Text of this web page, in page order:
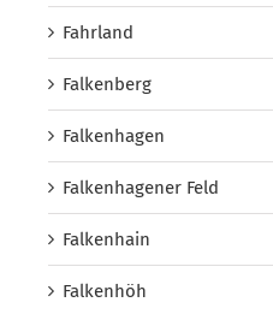
Fahrland
Falkenberg
Falkenhagen
Falkenhagener Feld
Falkenhain
Falkenhöh